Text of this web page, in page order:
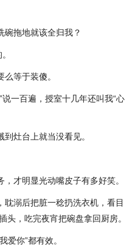
碗拖地就该全归我？
等于装傻。
一百遍，授室十几年还叫我“心
灶台上就当没看见。
才明显光动嘴皮子有多好笑。
溺后把脏一稔扔洗衣机，看目
头，吃完夜宵把碗盘拿回厨房。
爱你”都有效。